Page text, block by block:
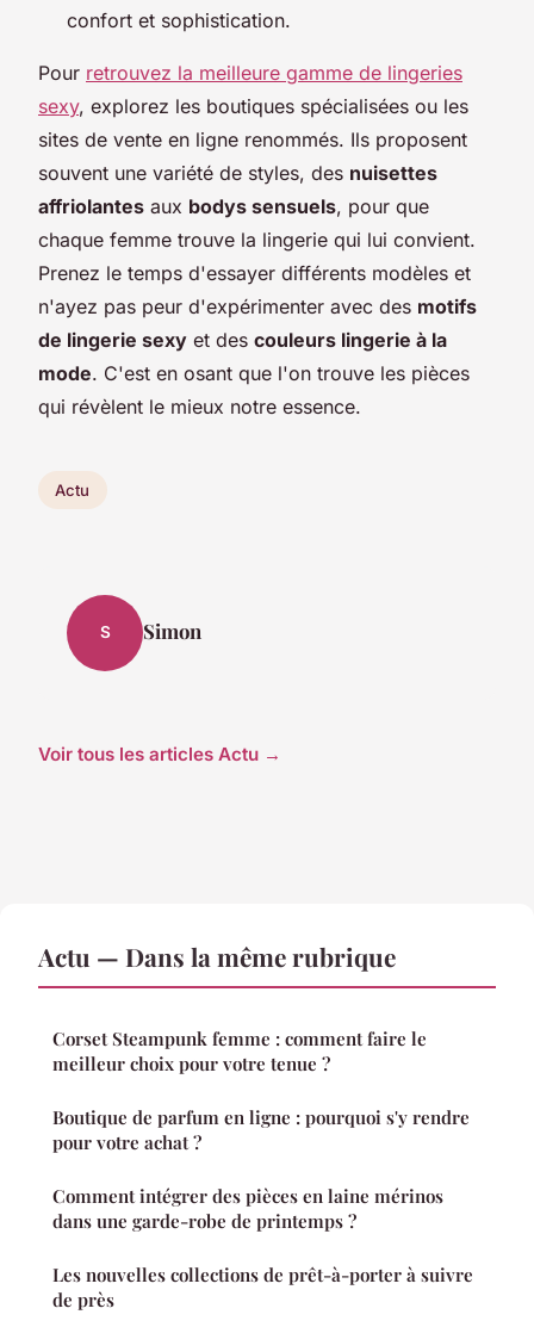
confort et sophistication.
Pour retrouvez la meilleure gamme de lingeries
sexy, explorez les boutiques spécialisées ou les
sites de vente en ligne renommés. Ils proposent
souvent une variété de styles, des nuisettes
affriolantes aux bodys sensuels, pour que
chaque femme trouve la lingerie qui lui convient.
Prenez le temps d'essayer différents modèles et
n'ayez pas peur d'expérimenter avec des motifs
de lingerie sexy et des couleurs lingerie à la
mode. C'est en osant que l'on trouve les pièces
qui révèlent le mieux notre essence.
Actu
S Simon
Voir tous les articles Actu →
Actu — Dans la même rubrique
Corset Steampunk femme : comment faire le
meilleur choix pour votre tenue ?
Boutique de parfum en ligne : pourquoi s'y rendre
pour votre achat ?
Comment intégrer des pièces en laine mérinos
dans une garde-robe de printemps ?
Les nouvelles collections de prêt-à-porter à suivre
de près